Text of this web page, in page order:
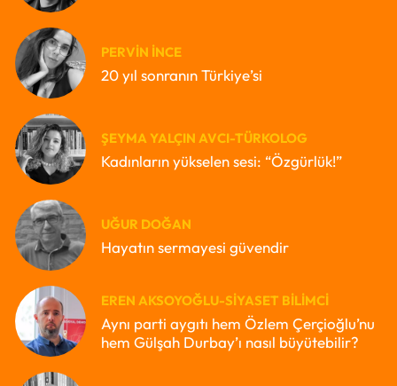
PERVIN İNCE
20 yıl sonranın Türkiye’si
ŞEYMA YALÇIN AVCI-TÜRKOLOG
Kadınların yükselen sesi: “Özgürlük!”
UĞUR DOĞAN
Hayatın sermayesi güvendir
EREN AKSOYOĞLU-SIYASET BILIMCI
Aynı parti aygıtı hem Özlem Çerçioğlu’nu
hem Gülşah Durbay’ı nasıl büyütebilir?